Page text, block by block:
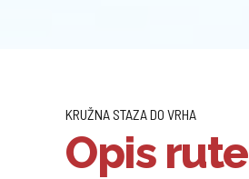
KRUŽNA STAZA DO VRHA
Opis rute